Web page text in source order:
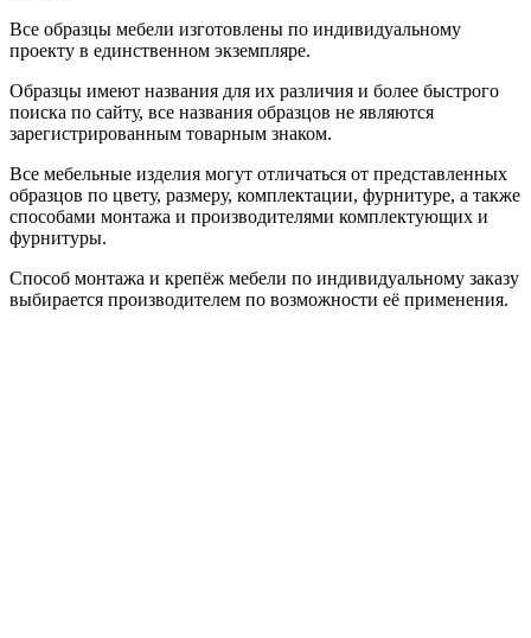
Все образцы мебели изготовлены по индивидуальному
проекту в единственном экземпляре.
Образцы имеют названия для их различия и более быстрого
поиска по сайту, все названия образцов не являются
зарегистрированным товарным знаком.
Все мебельные изделия могут отличаться от представленных
образцов по цвету, размеру, комплектации, фурнитуре, а также
способами монтажа и производителями комплектующих и
фурнитуры.
Способ монтажа и крепёж мебели по индивидуальному заказу
выбирается производителем по возможности её применения.